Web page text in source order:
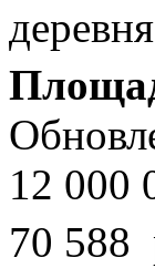
12 000
70 588